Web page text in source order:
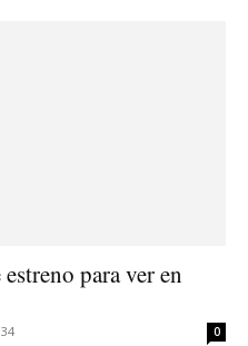
para ver en
0